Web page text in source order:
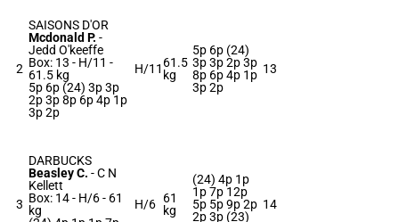
2
SAISONS D'OR
Mcdonald P. -
Jedd O'keeffe
Box: 13 - H/11 -
61.5 kg
5p 6p (24) 3p 3p
2p 3p 8p 6p 4p 1p
3p 2p
H/11 61.5
kg
5p 6p (24)
3p 3p 2p 3p
8p 6p 4p 1p
3p 2p
13
3
DARBUCKS
Beasley C. -C N
Kellett
Box: 14 - H/6 - 61
kg
H/6 61
kg
(24) 4p 1p
1p 7p 12p
5p 5p 9p 2p
2p 3p (23)
14